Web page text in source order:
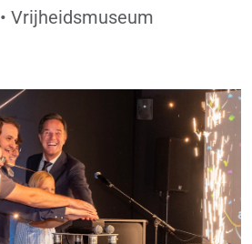
• Vrijheidsmuseum